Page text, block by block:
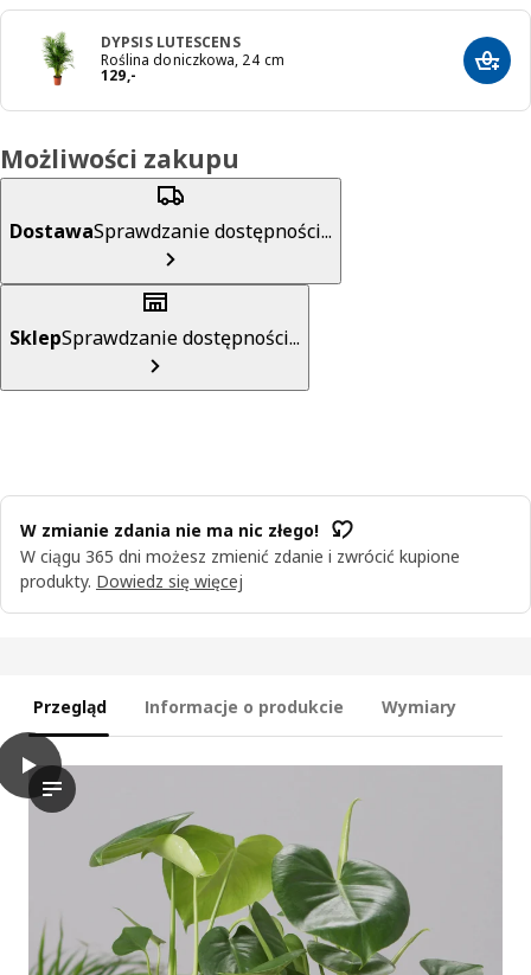
DYPSIS LUTESCENS
Roślina doniczkowa, 24 cm
129,-
Cena 129,-
Możliwości zakupu
DostawaSprawdzanie dostępności...
SklepSprawdzanie dostępności...
W zmianie zdania nie ma nic złego!
W ciągu 365 dni możesz zmienić zdanie i zwrócić kupione
produkty. Dowiedz się więcej
Przegląd Informacje o produkcie Wymiary
play
Film przedstawia samonawadniającą się doniczkę
VÅRDTRÄD Doniczka samonawadniająca, do wewnątrz/na